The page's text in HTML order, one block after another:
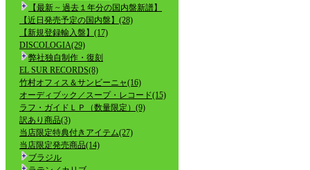
【最新 ~ 過去１年分の国内盤新譜】
【近日発売予定の国内盤】(28)
【新規登録輸入盤】(17)
DISCOLOGIA(29)
弊社独自制作・復刻
EL SUR RECORDS(8)
竹村オフィス＆サンビーニャ(16)
オーディブック／スープ・レコード(15)
ラフ・ガイドＬＰ（数量限定）(9)
訳あり商品(3)
当店限定特典付きアイテム(27)
当店限定発売商品(14)
ブラジル